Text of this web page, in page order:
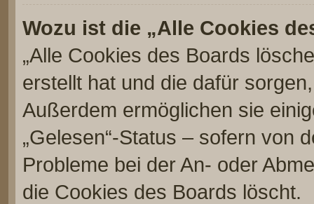
Wozu ist die „Alle Cookies
„Alle Cookies des Boards
erstellt hat und die dafür
Außerdem ermöglichen sie
„Gelesen“-Status – sofern von
Probleme bei der An- oder
die Cookies des Boards löscht.